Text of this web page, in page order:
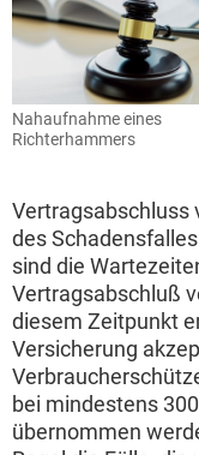
Nahaufnahme eines
Richterhammers
Vertragsabschluss
des
sind die
Vertragsabschluß
diesem Zeitpunkt
Versicherung
bei mindestens
übernommen